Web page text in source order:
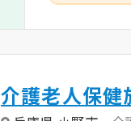
介護老人保健